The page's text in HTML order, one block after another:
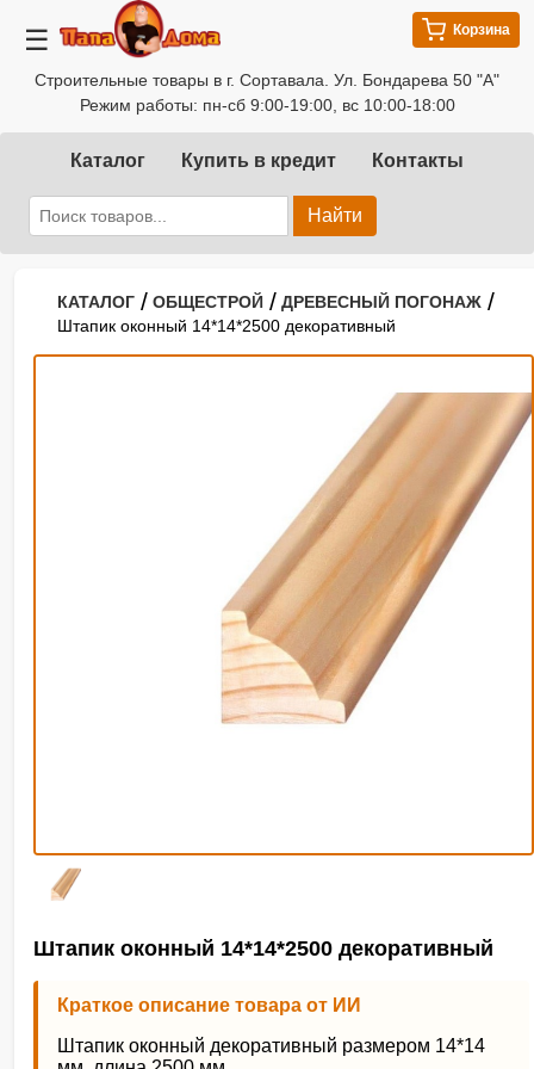
☰
Строительные товары в г. Сортавала. Ул. Бондарева 50 "А"
Режим работы: пн-сб 9:00-19:00, вс 10:00-18:00
Корзина
Каталог Купить в кредит Контакты
Найти
КАТАЛОГ / ОБЩЕСТРОЙ / ДРЕВЕСНЫЙ ПОГОНАЖ /
Штапик оконный 14*14*2500 декоративный
Штапик оконный 14*14*2500 декоративный
Краткое описание товара от ИИ
Штапик оконный декоративный размером 14*14